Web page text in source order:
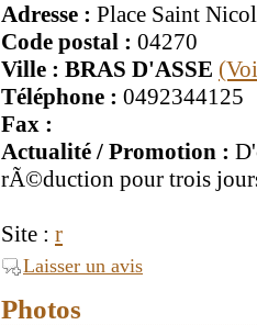
Adresse : Place Saint
Code postal : 04270
Ville : BRAS D'ASSE
Téléphone : 0492344125
Fax :
Actualité / Promotion :
rÃ©duction pour trois
Site : r
Laisser un avis
Photos